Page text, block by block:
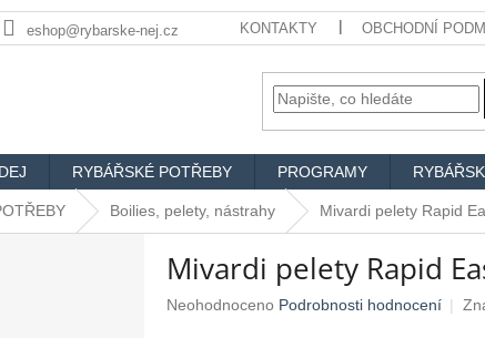
eshop@rybarske-nej.cz KONTAKTY OBCHODNÍ
RYBÁŘSKÉ POTŘEBY PROGRAMY
Boilies, pelety, nástrahy Mivardi pelety Rapid
Mivardi pelety Rapid
Průměrné
Neohodnoceno Podrobnosti hodnocení